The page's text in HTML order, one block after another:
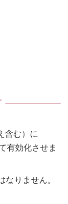
含む）に
有効化させま
りません。